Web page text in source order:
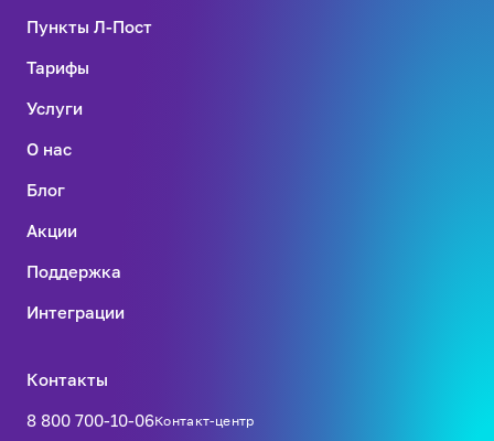
Пункты Л-Пост
Тарифы
Услуги
О нас
Блог
Акции
Поддержка
Интеграции
Контакты
8 800 700-10-06Контакт-центр